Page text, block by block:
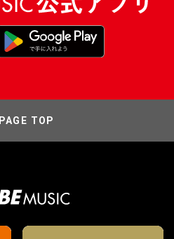
PAGE TOP